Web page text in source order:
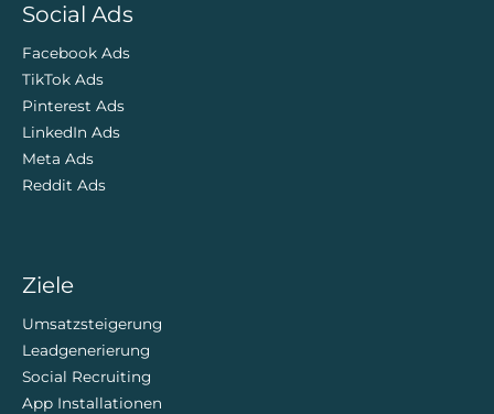
Social Ads
Facebook Ads
TikTok Ads
Pinterest Ads
LinkedIn Ads
Meta Ads
Reddit Ads
Ziele
Umsatzsteigerung
Leadgenerierung
Social Recruiting
App Installationen